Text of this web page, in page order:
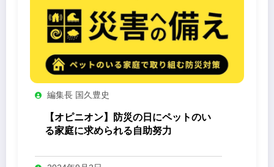
編集長 国久豊史
【オピニオン】防災の日にペットのい
る家庭に求められる自助努力